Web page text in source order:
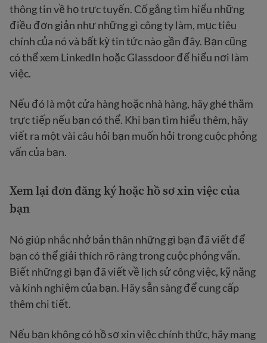
thông tin về họ trực tuyến. Cố gắng tìm hiểu những
điều đơn giản như những gì công ty làm, mục tiêu
chính của nó và bất kỳ tin tức nào gần đây. Bạn cũng
có thể xem LinkedIn hoặc Glassdoor để hiểu nơi làm
việc.
Nếu đó là một cửa hàng hoặc nhà hàng, hãy ghé thăm
trực tiếp nếu bạn có thể. Khi bạn tìm hiểu thêm, hãy
viết ra một vài câu hỏi bạn muốn hỏi trong cuộc phỏng
vấn của bạn.
Xem lại đơn đăng ký hoặc hồ sơ xin việc của
bạn
Nó giúp nhắc nhở bản thân những gì bạn đã viết để
bạn có thể giải thích rõ ràng trong cuộc phỏng vấn.
Biết những gì bạn đã viết về lịch sử công việc, kỹ năng
và kinh nghiệm của bạn. Hãy sẵn sàng để cung cấp
thêm chi tiết.
Nếu bạn không có hồ sơ xin việc chính thức, hãy mang